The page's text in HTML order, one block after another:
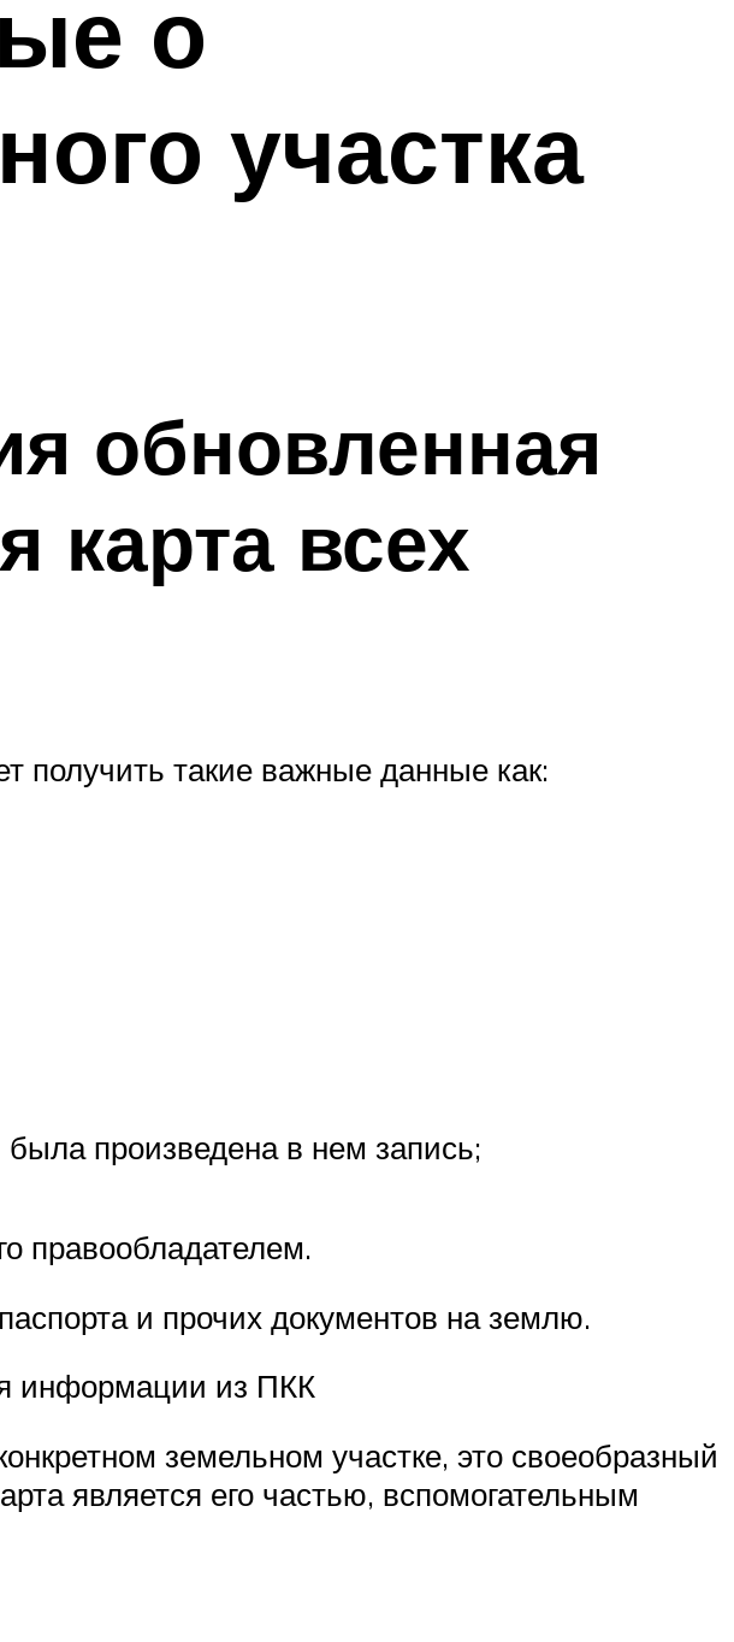
о
участка
обновленная
карта всех
получить такие важные данные как:
произведена в нем запись;
правообладателем.
и прочих документов на землю.
информации из ПКК
земельном участке, это своеобразный
является его частью, вспомогательным